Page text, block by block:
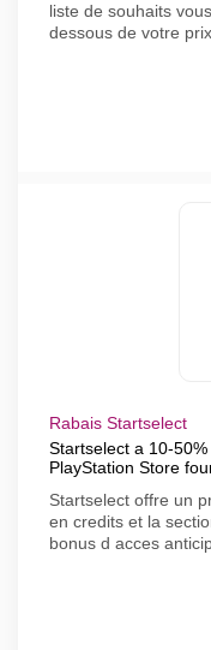
liste de souhaits
dessous de votre
Rabais Startselect
Startselect a 10-
PlayStation Store
Startselect offre un
en credits et la
bonus d acces